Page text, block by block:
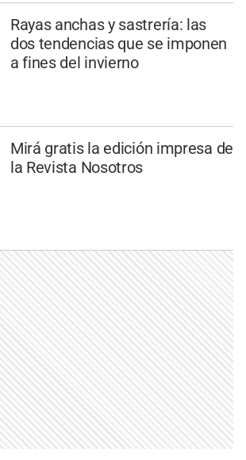
Rayas anchas y sastrería: las
dos tendencias que se imponen
a fines del invierno
Mirá gratis la edición impresa de
la Revista Nosotros